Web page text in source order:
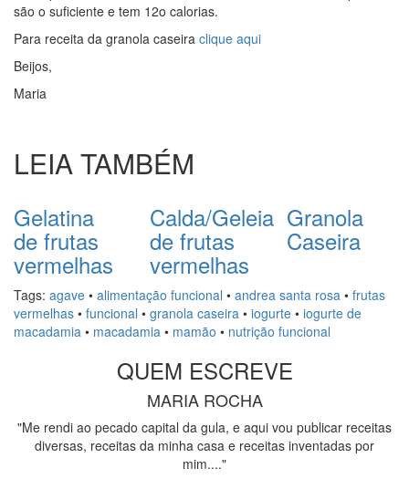
são o suficiente e tem 12o calorias.
Para receita da granola caseira clique aqui
Beijos,
Maria
LEIA TAMBÉM
Gelatina
de frutas
vermelhas
Calda/Geleia
de frutas
vermelhas
Granola
Caseira
Tags: agave • alimentação funcional • andrea santa rosa • frutas
vermelhas • funcional • granola caseira • iogurte • iogurte de
macadamia • macadamia • mamão • nutrição funcional
QUEM ESCREVE
MARIA ROCHA
"Me rendi ao pecado capital da gula, e aqui vou publicar receitas
diversas, receitas da minha casa e receitas inventadas por
mim...."